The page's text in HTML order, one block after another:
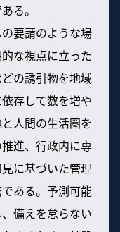
る。
要請のような場
な視点に立った
の誘引物を地域
存して数を増や
人間の生活圏を
進、行政内に専
に基づいた管理
ある。予測可能
備えを怠らない